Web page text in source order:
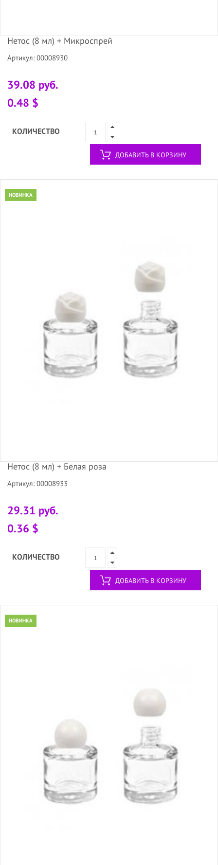
Нетос (8 мл) + Микроспрей
Артикул: 00008930
39.08 руб.
0.48 $
КОЛИЧЕСТВО
ДОБАВИТЬ В КОРЗИНУ
НОВИНКА
Нетос (8 мл) + Белая роза
Артикул: 00008933
29.31 руб.
0.36 $
КОЛИЧЕСТВО
ДОБАВИТЬ В КОРЗИНУ
НОВИНКА